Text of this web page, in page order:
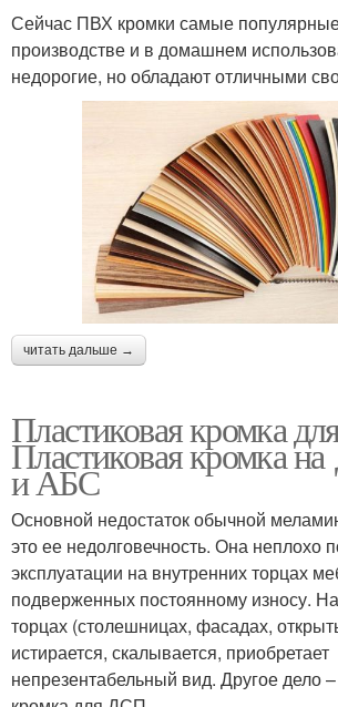
Сейчас ПВХ кромки самые
производстве и в домашнем
недорогие, но обладают отличными
читать дальше →
Пластиковая кромка
Пластиковая кромка
и АБС
Основной недостаток обычной
это ее недолговечность. Она неплохо
эксплуатации на внутренних торцах
подверженных постоянному износу.
торцах (столешницах, фасадах,
истирается, скалывается, приобретает
непрезентабельный вид. Другое дело